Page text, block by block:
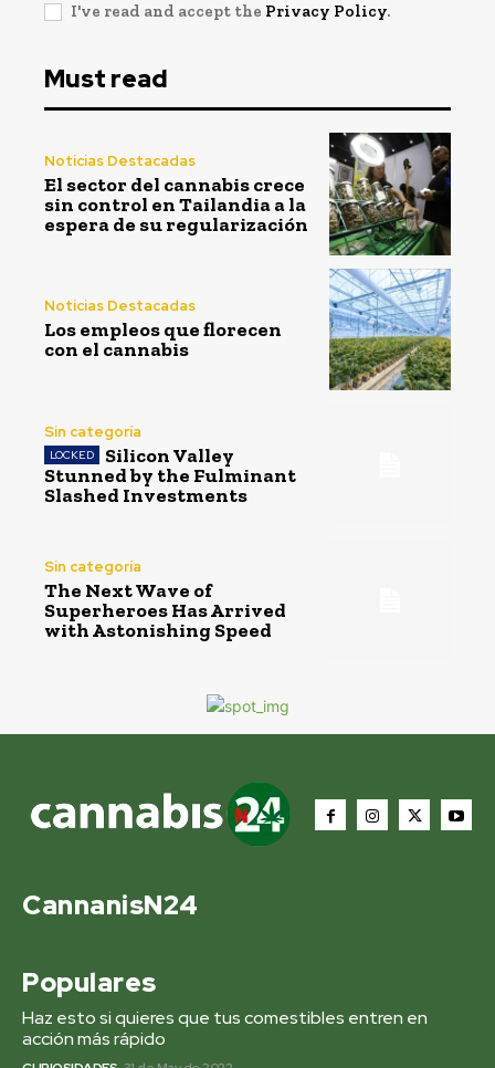
I've read and accept the Privacy Policy.
Must read
Noticias Destacadas
El sector del cannabis crece
sin control en Tailandia a la
espera de su regularización
Noticias Destacadas
Los empleos que florecen
con el cannabis
Sin categoría
Silicon Valley
Stunned by the Fulminant
Slashed Investments
Sin categoría
The Next Wave of
Superheroes Has Arrived
with Astonishing Speed
CannanisN24
Populares
Haz esto si quieres que tus comestibles entren en
acción más rápido